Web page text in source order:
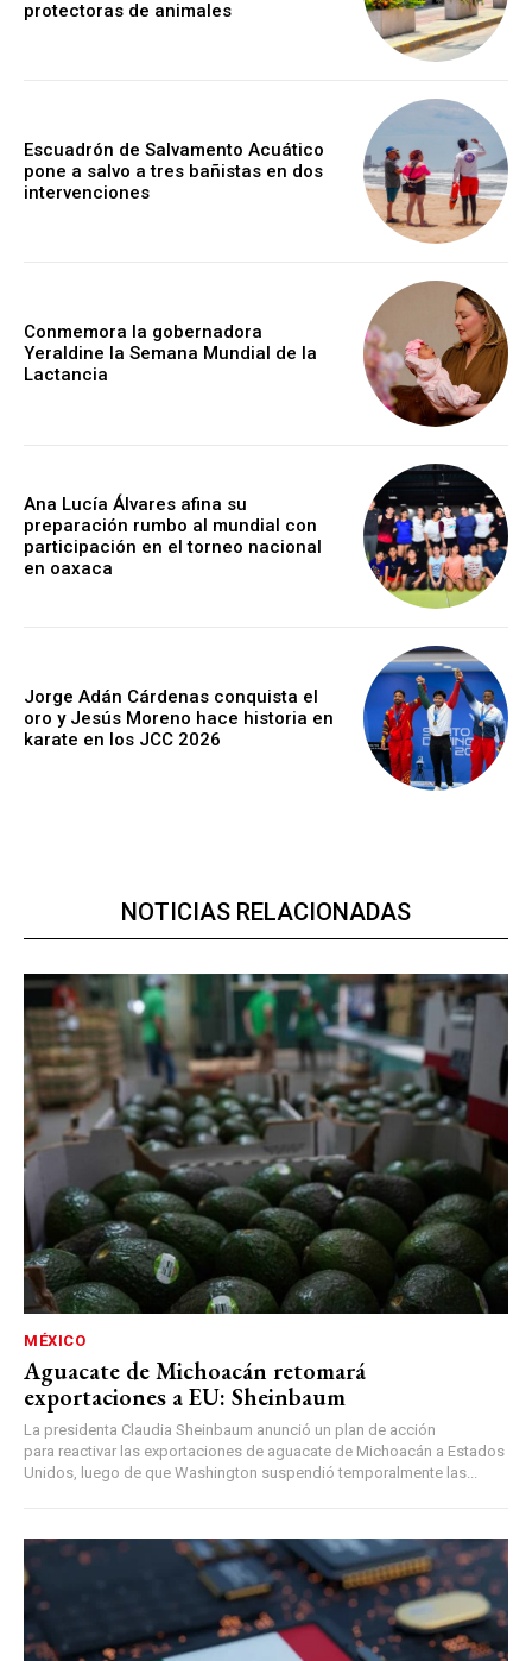
protectoras de animales
Escuadrón de Salvamento Acuático
pone a salvo a tres bañistas en dos
intervenciones
Conmemora la gobernadora
Yeraldine la Semana Mundial de la
Lactancia
Ana Lucía Álvares afina su
preparación rumbo al mundial con
participación en el torneo nacional
en oaxaca
Jorge Adán Cárdenas conquista el
oro y Jesús Moreno hace historia en
karate en los JCC 2026
NOTICIAS RELACIONADAS
MÉXICO
Aguacate de Michoacán retomará
exportaciones a EU: Sheinbaum
La presidenta Claudia Sheinbaum anunció un plan de acción
para reactivar las exportaciones de aguacate de Michoacán a Estados
Unidos, luego de que Washington suspendió temporalmente las...